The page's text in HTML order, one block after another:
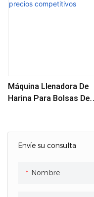
Envíe su consulta
Nombre
Máquina Llenadora De
Harina Para Bolsas De